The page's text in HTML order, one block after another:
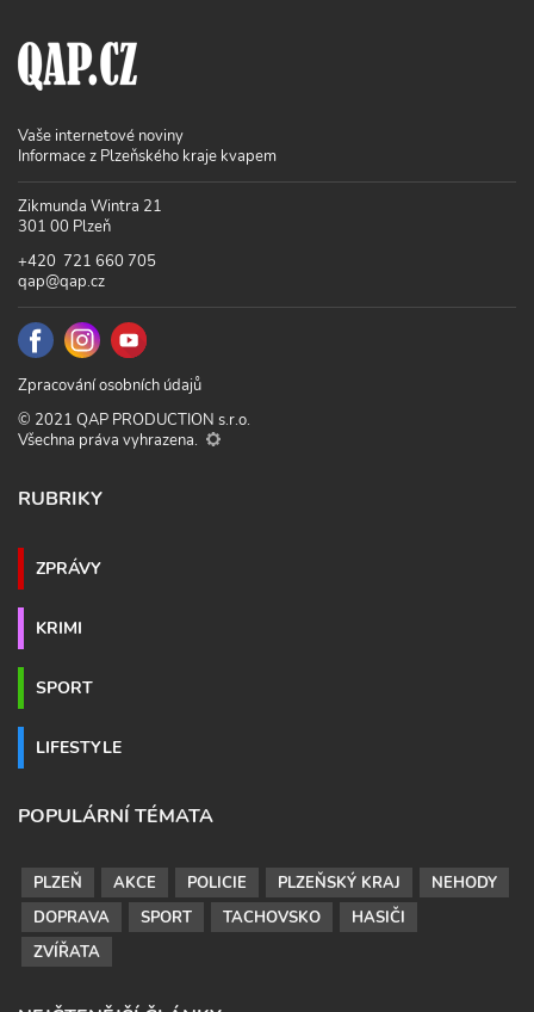
Vaše internetové noviny
Informace z Plzeňského kraje kvapem
Zikmunda Wintra 21
301 00 Plzeň
+420 721 660 705
qap@qap.cz
Zpracování osobních údajů
© 2021 QAP PRODUCTION s.r.o.
Všechna práva vyhrazena.
RUBRIKY
ZPRÁVY
KRIMI
SPORT
LIFESTYLE
POPULÁRNÍ TÉMATA
PLZEŇ AKCE POLICIE PLZEŇSKÝ KRAJ
NEHODY
DOPRAVA
SPORT TACHOVSKO
HASIČI
ZVÍŘATA